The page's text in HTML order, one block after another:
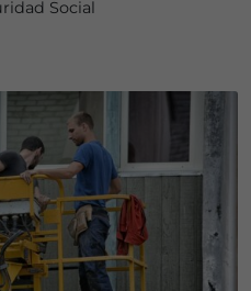
Social